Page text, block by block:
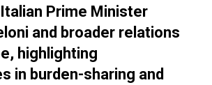
Prime Minister
and broader relations
highlighting
in burden-sharing and